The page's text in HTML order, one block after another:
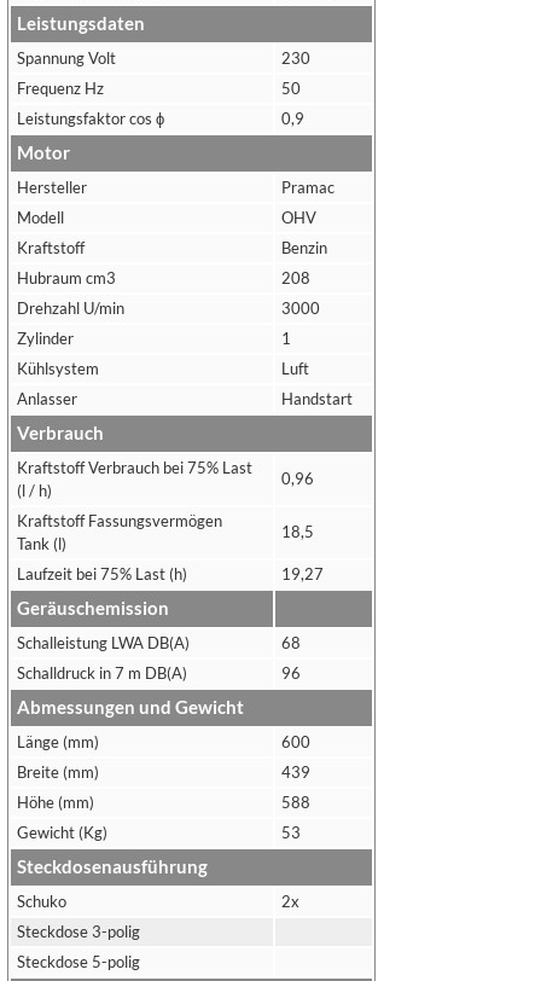
Leistungsdaten
Spannung Volt
230
Frequenz Hz
50
Leistungsfaktor cos ϕ
0,9
Motor
Hersteller
Pramac
Modell
OHV
Kraftstoff
Benzin
Hubraum cm3
208
Drehzahl U/min
3000
Zylinder
1
Kühlsystem
Luft
Anlasser
Handstart
Verbrauch
Kraftstoff Verbrauch bei 75% Last
(l / h)
0,96
Kraftstoff Fassungsvermögen
Tank (l)
18,5
Laufzeit bei 75% Last (h) 19,27
Geräuschemission
Schalleistung LWA DB(A)
68
Schalldruck in 7 m DB(A)
96
Abmessungen und Gewicht
Länge (mm)
600
Breite (mm)
439
Höhe (mm)
588
Gewicht (Kg)
53
Steckdosenausführung
Schuko
2x
Steckdose 3-polig
Steckdose 5-polig